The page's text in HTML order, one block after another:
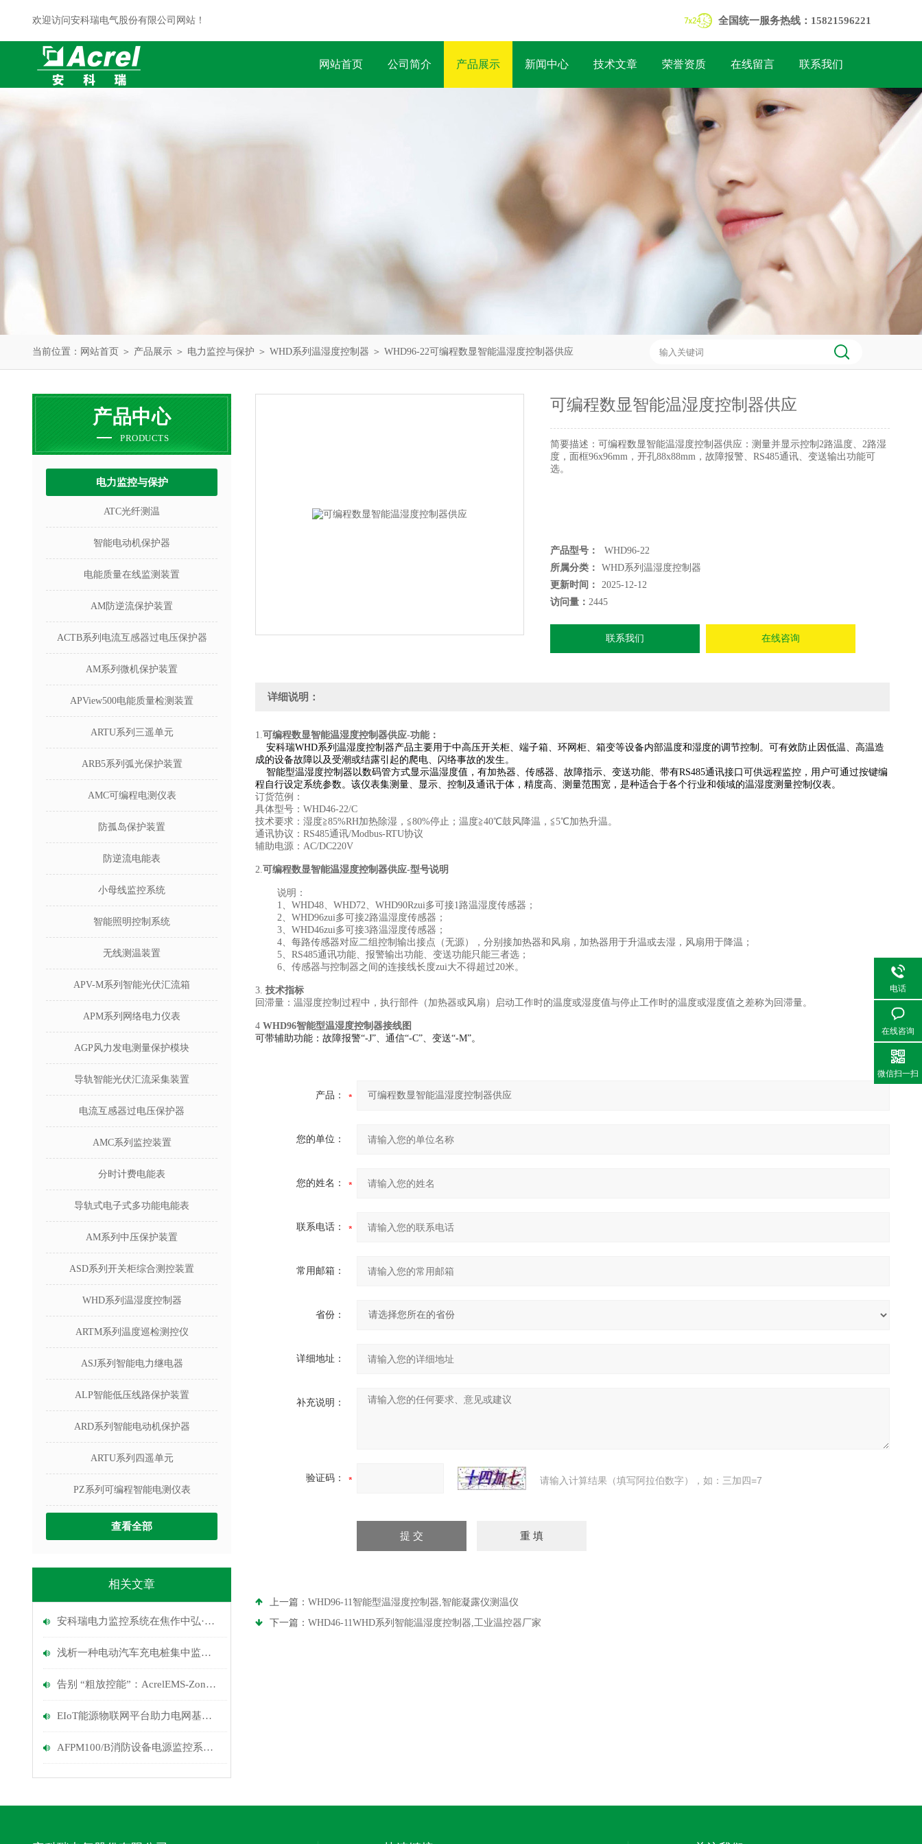
欢迎访问安科瑞电气股份有限公司网站！ 全国统一服务热线：15821596221
网站首页 公司简介 产品展示 新闻中心 技术文章 荣誉资质 在线留言 联系我们
当前位置： 网站首页 ＞ 产品展示 ＞ 电力监控与保护 ＞ WHD系列温湿度控制器 ＞ WHD96-22可编程数显智能温湿度控制器供应
产品中心
PRODUCTS
电力监控与保护
ATC光纤测温
智能电动机保护器
电能质量在线监测装置
AM防逆流保护装置
ACTB系列电流互感器过电压保护器
AM系列微机保护装置
APView500电能质量检测装置
ARTU系列三遥单元
ARB5系列弧光保护装置
AMC可编程电测仪表
防孤岛保护装置
防逆流电能表
小母线监控系统
智能照明控制系统
无线测温装置
APV-M系列智能光伏汇流箱
APM系列网络电力仪表
AGP风力发电测量保护模块
导轨智能光伏汇流采集装置
电流互感器过电压保护器
AMC系列监控装置
分时计费电能表
导轨式电子式多功能电能表
AM系列中压保护装置
ASD系列开关柜综合测控装置
WHD系列温湿度控制器
ARTM系列温度巡检测控仪
ASJ系列智能电力继电器
ALP智能低压线路保护装置
ARD系列智能电动机保护器
ARTU系列四遥单元
PZ系列可编程智能电测仪表
查看全部
相关文章
安科瑞电力监控系统在焦作中弘·名瑞城项目的应用
浅析一种电动汽车充电桩集中监控平台的设计与实现
告别 “粗放控能”：AcrelEMS-Zone 如何重构园区能源管理？
EIoT能源物联网平台助力电网基础设施智能化改造
AFPM100/B消防设备电源监控系统在广西体育中心的应用
可编程数显智能温湿度控制器供应
简要描述： 可编程数显智能温湿度控制器供应：测量并显示控制2路温度、2路湿
度，面框96x96mm，开孔88x88mm，故障报警、RS485通讯、变送输出功能可
选。
产品型号：
WHD96-22
所属分类：
WHD系列温湿度控制器
更新时间：
2025-12-12
访问量： 2445
联系我们 在线咨询
详细说明：
1.可编程数显智能温湿度控制器供应-功能：
安科瑞WHD系列温湿度控制器产品主要用于中高压开关柜、端子箱、环网柜、箱变等设备内部温度和湿度的调节控制。可有效防止因低温、高温造
成的设备故障以及受潮或结露引起的爬电、闪络事故的发生。
智能型温湿度控制器以数码管方式显示温湿度值，有加热器、传感器、故障指示、变送功能、带有RS485通讯接口可供远程监控，用户可通过按键编
程自行设定系统参数。该仪表集测量、显示、控制及通讯于体，精度高、测量范围宽，是种适合于各个行业和领域的温湿度测量控制仪表。
订货范例：
具体型号：WHD46-22/C
技术要求：湿度≧85%RH加热除湿，≦80%停止；温度≧40℃鼓风降温，≦5℃加热升温。
通讯协议：RS485通讯/Modbus-RTU协议
辅助电源：AC/DC220V
2.可编程数显智能温湿度控制器供应-型号说明
说明：
1、WHD48、WHD72、WHD90Rzui多可接1路温湿度传感器；
2、WHD96zui多可接2路温湿度传感器；
3、WHD46zui多可接3路温湿度传感器；
4、每路传感器对应二组控制输出接点（无源），分别接加热器和风扇，加热器用于升温或去湿，风扇用于降温；
5、RS485通讯功能、报警输出功能、变送功能只能三者选；
6、传感器与控制器之间的连接线长度zui大不得超过20米。
3. 技术指标
回滞量：温湿度控制过程中，执行部件（加热器或风扇）启动工作时的温度或湿度值与停止工作时的温度或湿度值之差称为回滞量。
4 WHD96智能型温湿度控制器接线图
可带辅助功能：故障报警“-J”、通信“-C”、变送“-M”。
产品：
您的单位：
您的姓名：
联系电话：
常用邮箱：
省份：
详细地址：
补充说明：
验证码： 请输入计算结果（填写阿拉伯数字），如：三加四=7
上一篇： WHD96-11智能型温湿度控制器,智能凝露仪测温仪
下一篇： WHD46-11WHD系列智能温湿度控制器,工业温控器厂家
电话
在线咨询
微信扫一扫